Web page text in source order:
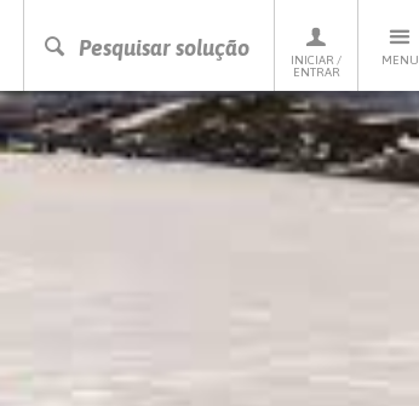
Pesquisar solução
INICIAR /
ENTRAR
MENU